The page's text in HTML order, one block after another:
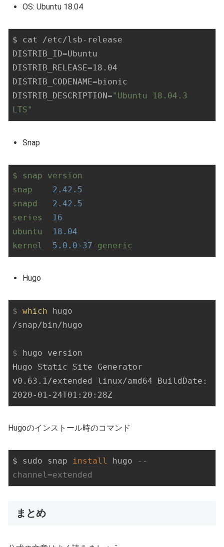
OS: Ubuntu 18.04
$ cat /etc/lsb-release
DISTRIB_ID=Ubuntu
DISTRIB_RELEASE=18.04
DISTRIB_CODENAME=bionic
DISTRIB_DESCRIPTION="Ubuntu 18.04.3
LTS"
Snap
$ snap
version
snap
2.42 .5
snapd
2.42 .5
series
16
ubuntu
18.04
kernel
5.0 .0-37 -generic
Hugo
$ which hugo
$ hugo version
Hugo Static Site Generator
v0.63.1/extended linux/amd64 BuildDate:
2020-01-24T01:20:28Z
Hugoのインストール時のコマンド
$ sudo snap install hugo
--
channel=extended
まとめ